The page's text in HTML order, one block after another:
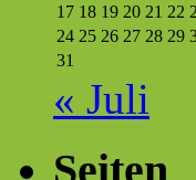
17 18 19 20 21 22
24 25 26 27 28 29
31
« Juli
Seiten